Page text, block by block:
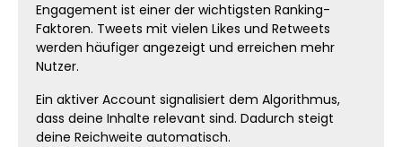
Engagement ist einer der wichtigsten Ranking-
Faktoren. Tweets mit vielen Likes und Retweets
werden häufiger angezeigt und erreichen mehr
Nutzer.
Ein aktiver Account signalisiert dem Algorithmus,
dass deine Inhalte relevant sind. Dadurch steigt
deine Reichweite automatisch.